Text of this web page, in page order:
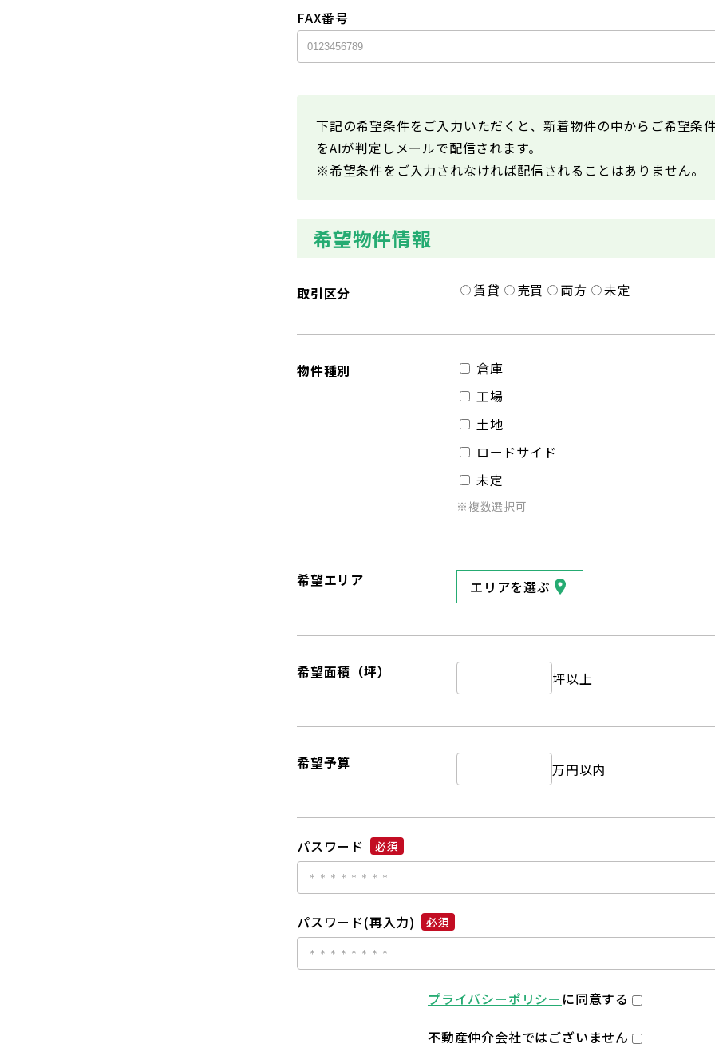
FAX番号
下記の希望条件をご入力いただくと、新着物件の中からご希望条
をAIが判定しメールで配信されます。
※希望条件をご入力されなければ配信されることはありません。
希望物件情報
取引区分 賃貸 売買 両方 未定
物件種別
倉庫
工場
土地
ロードサイド
未定
※複数選択可
希望エリア エリアを選ぶ
希望面積（坪） 坪以上
希望予算 万円以内
パスワード 必須
パスワード(再入力) 必須
プライバシーポリシー に同意する
不動産仲介会社ではございません